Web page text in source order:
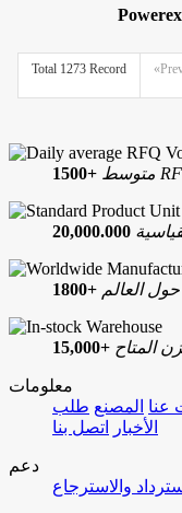
Total 1273 Record
1500+
20,000.000
1800+ العالم
15,000+ المتاح
معلومات
عنا المصنع
الأخبار
اتصل بنا
دعم
والاسترجاع